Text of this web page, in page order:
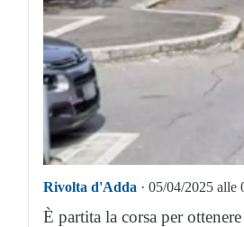
Rivolta d'Adda · 05/04/2025 alle
È partita la corsa per